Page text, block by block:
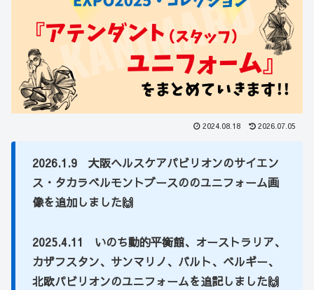
2024.08.18 2026.07.05
2026.1.9 大阪ヘルスケアパビリオンのサイエン
ス・タカラベルモントブースののユニフォーム画
像を追加しました🙌
2025.4.11 いのち動的平衡館、オーストラリア、
カザフスタン、サンマリノ、バルト、ベルギー、
北欧パビリオンのユニフォームを追記しました🙌